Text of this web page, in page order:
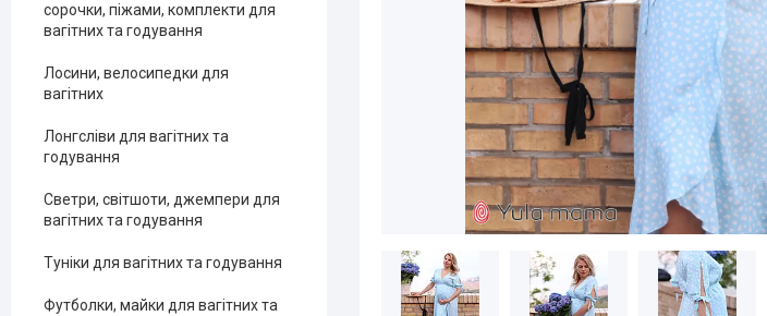
сорочки, піжами, комплекти для
вагітних та годування
Лосини, велосипедки для
вагітних
Лонгсліви для вагітних та
годування
Светри, світшоти, джемпери для
вагітних та годування
Туніки для вагітних та годування
Футболки, майки для вагітних та